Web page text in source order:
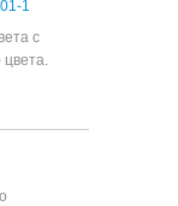
1
с
цвета.